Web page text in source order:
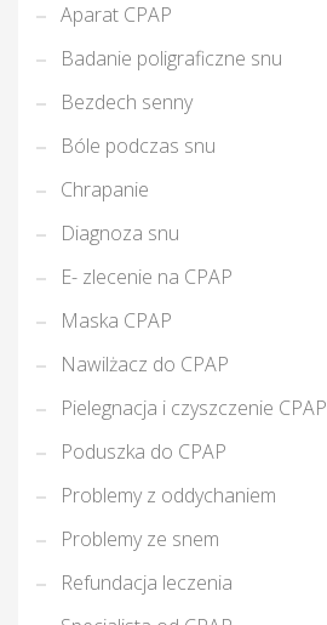
Aparat CPAP
Badanie poligraficzne snu
Bezdech senny
Bóle podczas snu
Chrapanie
Diagnoza snu
E- zlecenie na CPAP
Maska CPAP
Nawilżacz do CPAP
Pielegnacja i czyszczenie CPAP
Poduszka do CPAP
Problemy z oddychaniem
Problemy ze snem
Refundacja leczenia